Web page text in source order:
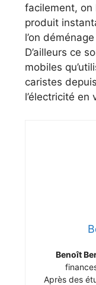
facilement, on
produit
l’on
D’ailleurs ce
mobiles
caristes
l’électricité en
Benoît
Après des